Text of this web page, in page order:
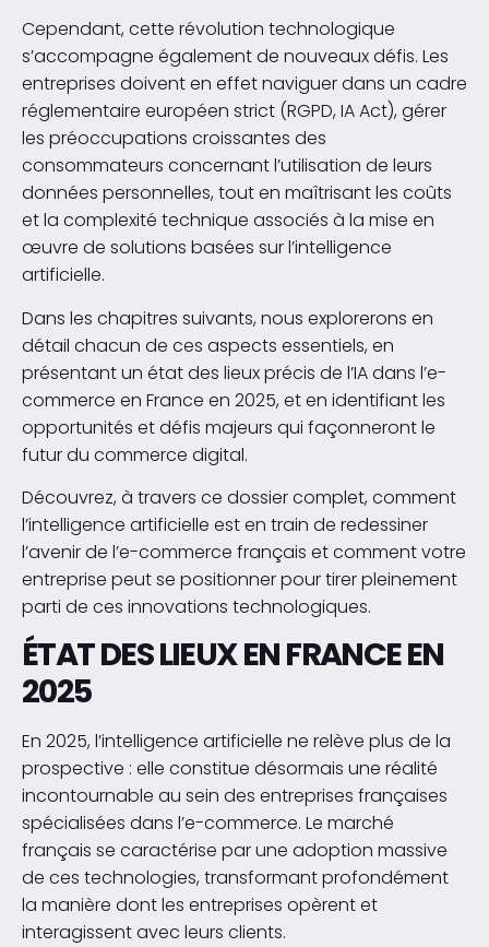
Cependant, cette révolution technologique
s’accompagne également de nouveaux défis. Les
entreprises doivent en effet naviguer dans un cadre
réglementaire européen strict (RGPD, IA Act), gérer
les préoccupations croissantes des
consommateurs concernant l’utilisation de leurs
données personnelles, tout en maîtrisant les coûts
et la complexité technique associés à la mise en
œuvre de solutions basées sur l’intelligence
artificielle.
Dans les chapitres suivants, nous explorerons en
détail chacun de ces aspects essentiels, en
présentant un état des lieux précis de l’IA dans l’e-
commerce en France en 2025, et en identifiant les
opportunités et défis majeurs qui façonneront le
futur du commerce digital.
Découvrez, à travers ce dossier complet, comment
l’intelligence artificielle est en train de redessiner
l’avenir de l’e-commerce français et comment votre
entreprise peut se positionner pour tirer pleinement
parti de ces innovations technologiques.
ÉTAT DES LIEUX EN FRANCE EN
2025
En 2025, l’intelligence artificielle ne relève plus de la
prospective : elle constitue désormais une réalité
incontournable au sein des entreprises françaises
spécialisées dans l’e-commerce. Le marché
français se caractérise par une adoption massive
de ces technologies, transformant profondément
la manière dont les entreprises opèrent et
interagissent avec leurs clients.